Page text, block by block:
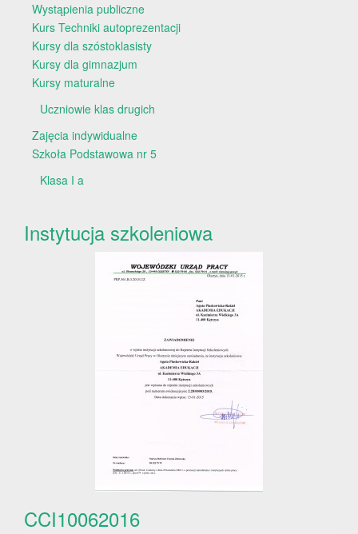
Wystąpienia publiczne
Kurs Techniki autoprezentacji
Kursy dla szóstoklasisty
Kursy dla gimnazjum
Kursy maturalne
Uczniowie klas drugich
Zajęcia indywidualne
Szkoła Podstawowa nr 5
Klasa I a
Instytucja szkoleniowa
CCI10062016